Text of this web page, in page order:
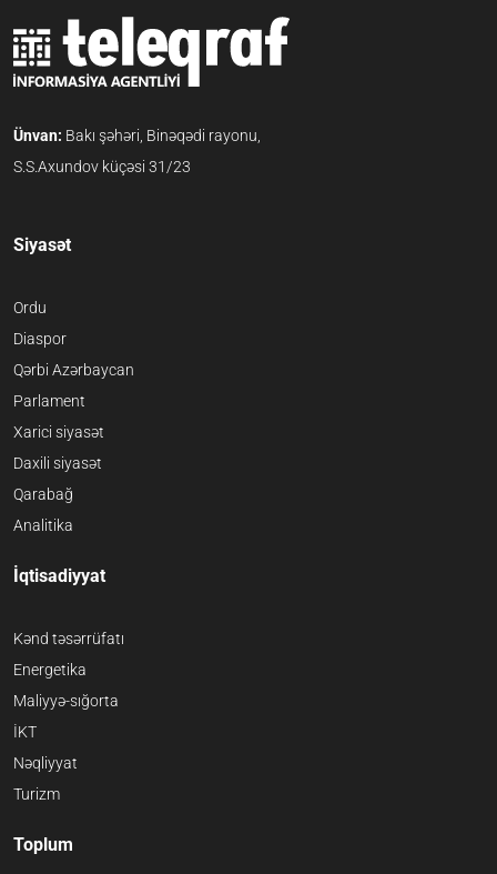
Ünvan: Bakı şəhəri, Binəqədi rayonu,
S.S.Axundov küçəsi 31/23
Siyasət
Ordu
Diaspor
Qərbi Azərbaycan
Parlament
Xarici siyasət
Daxili siyasət
Qarabağ
Analitika
İqtisadiyyat
Kənd təsərrüfatı
Energetika
Maliyyə-sığorta
İKT
Nəqliyyat
Turizm
Toplum